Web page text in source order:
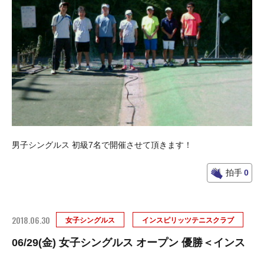
男子シングルス 初級7名で開催させて頂きます！
拍手0
2018.06.30 女子シングルス インスピリッツテニスクラブ
06/29(金) 女子シングルス オープン 優勝＜インス